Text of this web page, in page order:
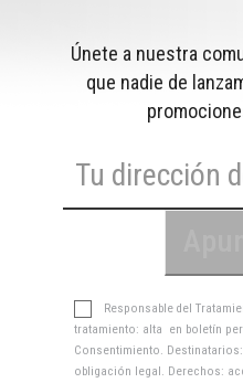
Únete a nuestra
que nadie de
Responsable del
tratamiento: alta en boletín
Consentimiento.
obligación legal. Derechos: